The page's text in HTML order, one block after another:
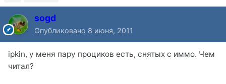
sogd
Опубликовано 8 июня, 2011
ipkin, у меня пару проциков есть, снятых с иммо. Чем
читал?